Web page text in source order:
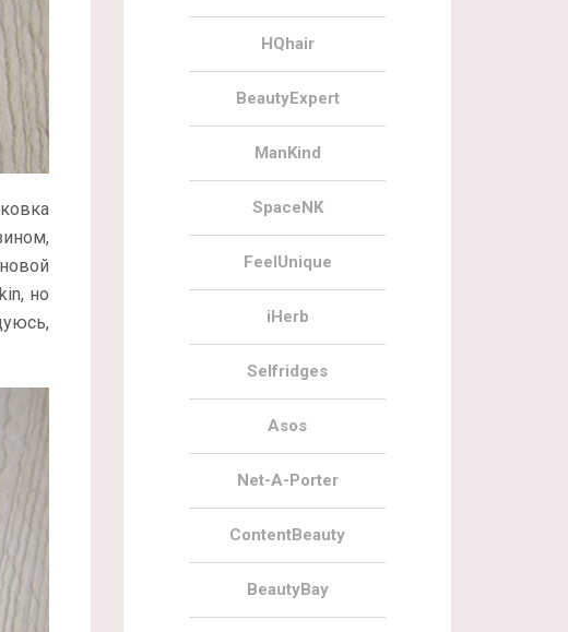
но
HQhair
BeautyExpert
ManKind
SpaceNK
FeelUnique
iHerb
Selfridges
Asos
Net-A-Porter
ContentBeauty
BeautyBay